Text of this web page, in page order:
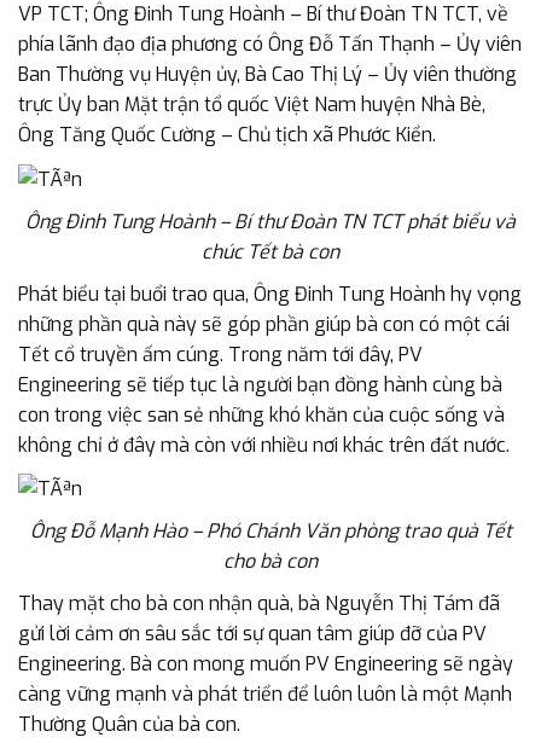
VP TCT; Ông Đinh Tung Hoành – Bí thư Đoàn TN TCT, về
phía lãnh đạo địa phương có Ông Đỗ Tấn Thạnh – Ủy viên
Ban Thường vụ Huyện ủy, Bà Cao Thị Lý – Ủy viên thường
trực Ủy ban Mặt trận tổ quốc Việt Nam huyện Nhà Bè,
Ông Tăng Quốc Cường – Chủ tịch xã Phước Kiển.
Ông Đinh Tung Hoành – Bí thư Đoàn TN TCT phát biểu và
chúc Tết bà con
Phát biểu tại buổi trao qua, Ông Đinh Tung Hoành hy vọng
những phần quà này sẽ góp phần giúp bà con có một cái
Tết cổ truyền ấm cúng. Trong năm tới đây, PV
Engineering sẽ tiếp tục là người bạn đồng hành cùng bà
con trong việc san sẻ những khó khăn của cuộc sống và
không chỉ ở đây mà còn với nhiều nơi khác trên đất nước.
Ông Đỗ Mạnh Hào – Phó Chánh Văn phòng trao quà Tết
cho bà con
Thay mặt cho bà con nhận quà, bà Nguyễn Thị Tám đã
gửi lời cảm ơn sâu sắc tới sự quan tâm giúp đỡ của PV
Engineering. Bà con mong muốn PV Engineering sẽ ngày
càng vững mạnh và phát triển để luôn luôn là một Mạnh
Thường Quân của bà con.